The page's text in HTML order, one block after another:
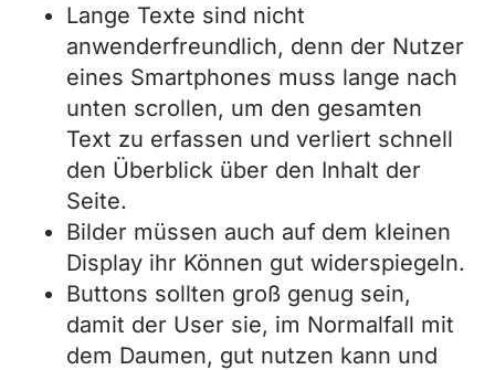
Lange Texte sind nicht
anwenderfreundlich, denn der Nutzer
eines Smartphones muss lange nach
unten scrollen, um den gesamten
Text zu erfassen und verliert schnell
den Überblick über den Inhalt der
Seite.
Bilder müssen auch auf dem kleinen
Display ihr Können gut widerspiegeln.
Buttons sollten groß genug sein,
damit der User sie, im Normalfall mit
dem Daumen, gut nutzen kann und